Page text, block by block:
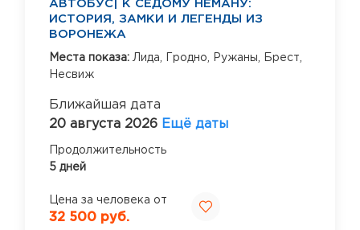
АВТОБУС| К СЕДОМУ НЕМАНУ:
ИСТОРИЯ, ЗАМКИ И ЛЕГЕНДЫ ИЗ
ВОРОНЕЖА
Места показа: Лида, Гродно, Ружаны,
Брест,
Несвиж
Ближайшая дата
20 августа 2026 Ещё даты
Продолжительность
5 дней
Цена за человека от
32 500 руб.